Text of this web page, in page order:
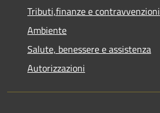
Tributi,finanze e contravvenzioni
Ambiente
Salute, benessere e assistenza
Autorizzazioni